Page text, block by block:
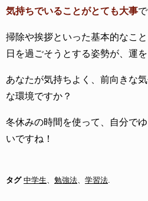
気持ちでいることがとても大事で
掃除や挨拶といった基本的なこ
日を過ごそうとする姿勢が、運を
あなたが気持ちよく、前向きな
な環境ですか？
冬休みの時間を使って、自分で
いですね！
タグ 中学生 勉強法 学習法